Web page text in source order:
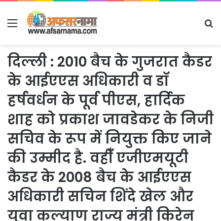
Menu
दिल्ली : 2010 बैच के गुजरात कैडर
के आईएएस अधिकारी व डॉ
हर्षवर्धन के पूर्व पीएस, हार्दिक
शाह को प्रकाश जावडेकर के निजी
सचिव के रूप में नियुक्त किए जाने
की उम्मीद है. वहीँ एजीएमयूटी
कैडर के 2008 बैच के आईएएस
अधिकारी सचिन शिंदे खेल और
युवा कल्याण राज्य मंत्री किरेन